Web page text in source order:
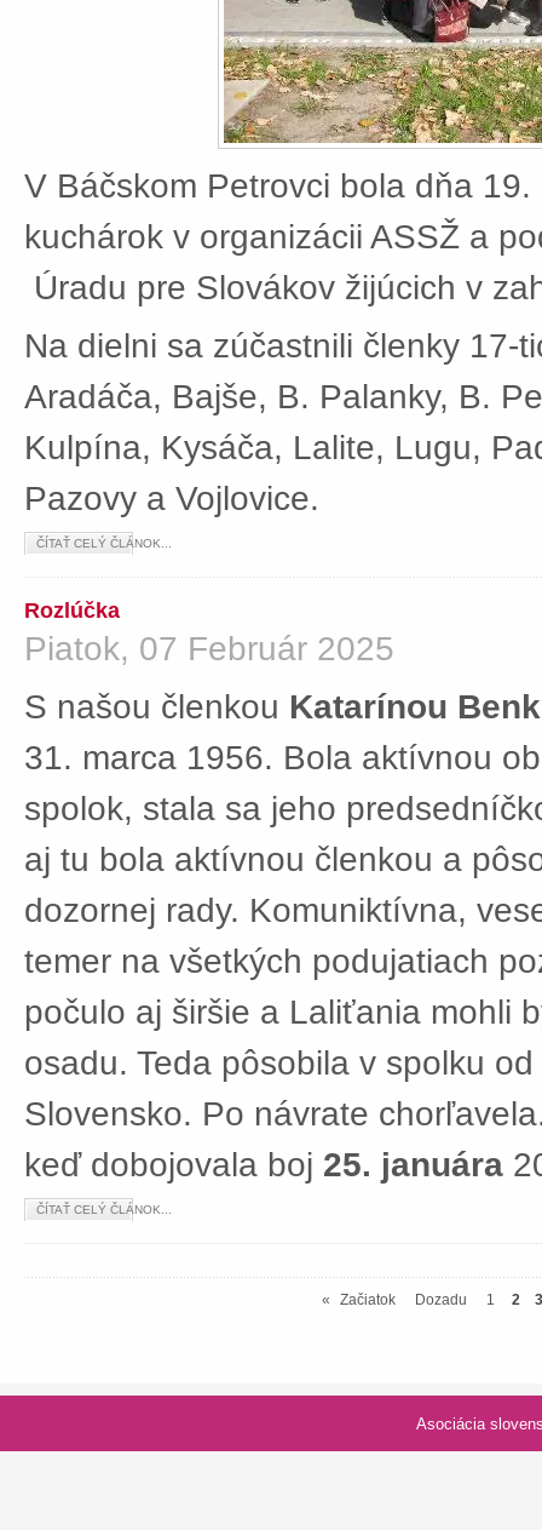
V Báčskom Petrovci bola dňa
kuchárok v organizácii ASSŽ a
Úradu pre Slovákov žijúcich v
Na dielni sa zúčastnili členky 17-
Aradáča, Bajše, B. Palanky, B.
Kulpína, Kysáča, Lalite, Lugu,
Pazovy a Vojlovice.
ČÍTAŤ CELÝ ČLÁNOK...
Rozlúčka
Piatok, 07 Február 2025
S našou členkou Katarínou
31. marca 1956. Bola aktívnou
spolok, stala sa jeho
aj tu bola aktívnou členkou a
dozornej rady. Komuniktívna,
temer na všetkých podujatiach
počulo aj širšie a Laliťania mohli
osadu. Teda pôsobila v spolku
Slovensko. Po návrate
keď dobojovala boj 25. januára
ČÍTAŤ CELÝ ČLÁNOK...
« Začiatok Dozadu 1 2 3
Asociácia slovenských